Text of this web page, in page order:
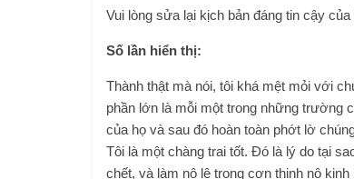
Vui lòng sửa lại kịch bản đáng tin cậy của
Số lần hiển thị:
Thành thật mà nói, tôi khá mệt mỏi với
phần lớn là mỗi một trong những trường
của họ và sau đó hoàn toàn phớt lờ
Tôi là một chàng trai tốt. Đó là lý do tại
chết, và làm nô lệ trong cơn thịnh nộ